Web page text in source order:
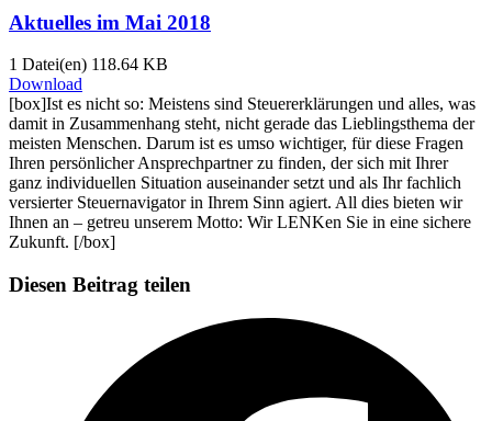
Aktuelles im Mai 2018
1 Datei(en) 118.64 KB
Download
[box]Ist es nicht so: Meistens sind Steuererklärungen und alles, was
damit in Zusammenhang steht, nicht gerade das Lieblingsthema der
meisten Menschen. Darum ist es umso wichtiger, für diese Fragen
Ihren persönlicher Ansprechpartner zu finden, der sich mit Ihrer
ganz individuellen Situation auseinander setzt und als Ihr fachlich
versierter Steuernavigator in Ihrem Sinn agiert. All dies bieten wir
Ihnen an – getreu unserem Motto: Wir LENKen Sie in eine sichere
Zukunft. [/box]
Diesen Beitrag teilen